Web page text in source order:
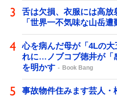
舌は欠損、衣服には高
「世界一不気味な山岳
心を病んだ母が「4Lの
れに…ノブコブ徳井が「
を明かす
Book Bang
事故物件住みます芸人